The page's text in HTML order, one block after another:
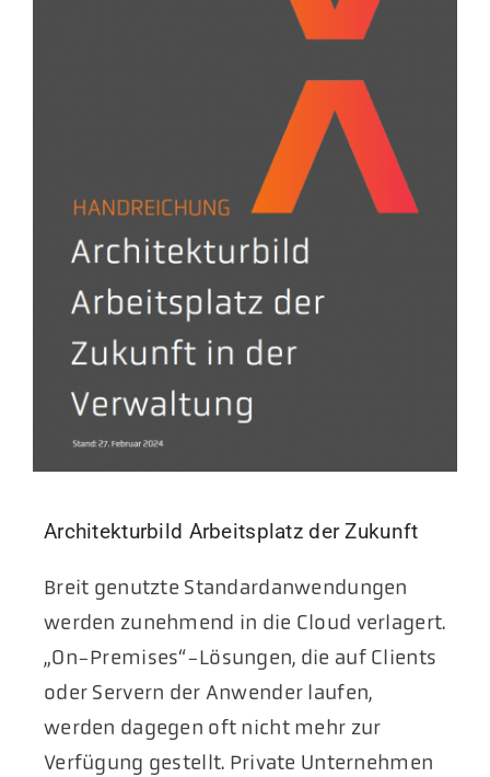
Architekturbild Arbeitsplatz der Zukunft
Breit genutzte Standardanwendungen
werden zunehmend in die Cloud verlagert.
„On-Premises“-Lösungen, die auf Clients
oder Servern der Anwender laufen,
werden dagegen oft nicht mehr zur
Verfügung gestellt. Private Unternehmen